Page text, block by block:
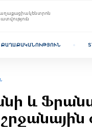
ՔԱՂԱՔԱԿԱՆՈՒԹՅՈՒՆ
և